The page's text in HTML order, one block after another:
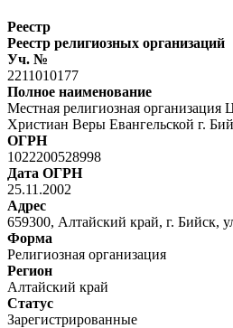
Реестр
Реестр религиозных организаций
Уч. №
2211010177
Полное наименование
Местная религиозная
Христиан Веры Евангельской г.
ОГРН
1022200528998
Дата ОГРН
25.11.2002
Адрес
659300, Алтайский край, г. Бийск,
Форма
Религиозная организация
Регион
Алтайский край
Статус
Зарегистрированные